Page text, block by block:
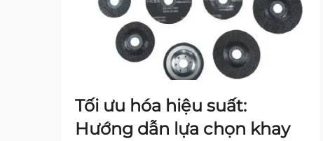
Tối ưu hóa hiệu suất:
Hướng dẫn lựa chọn khay